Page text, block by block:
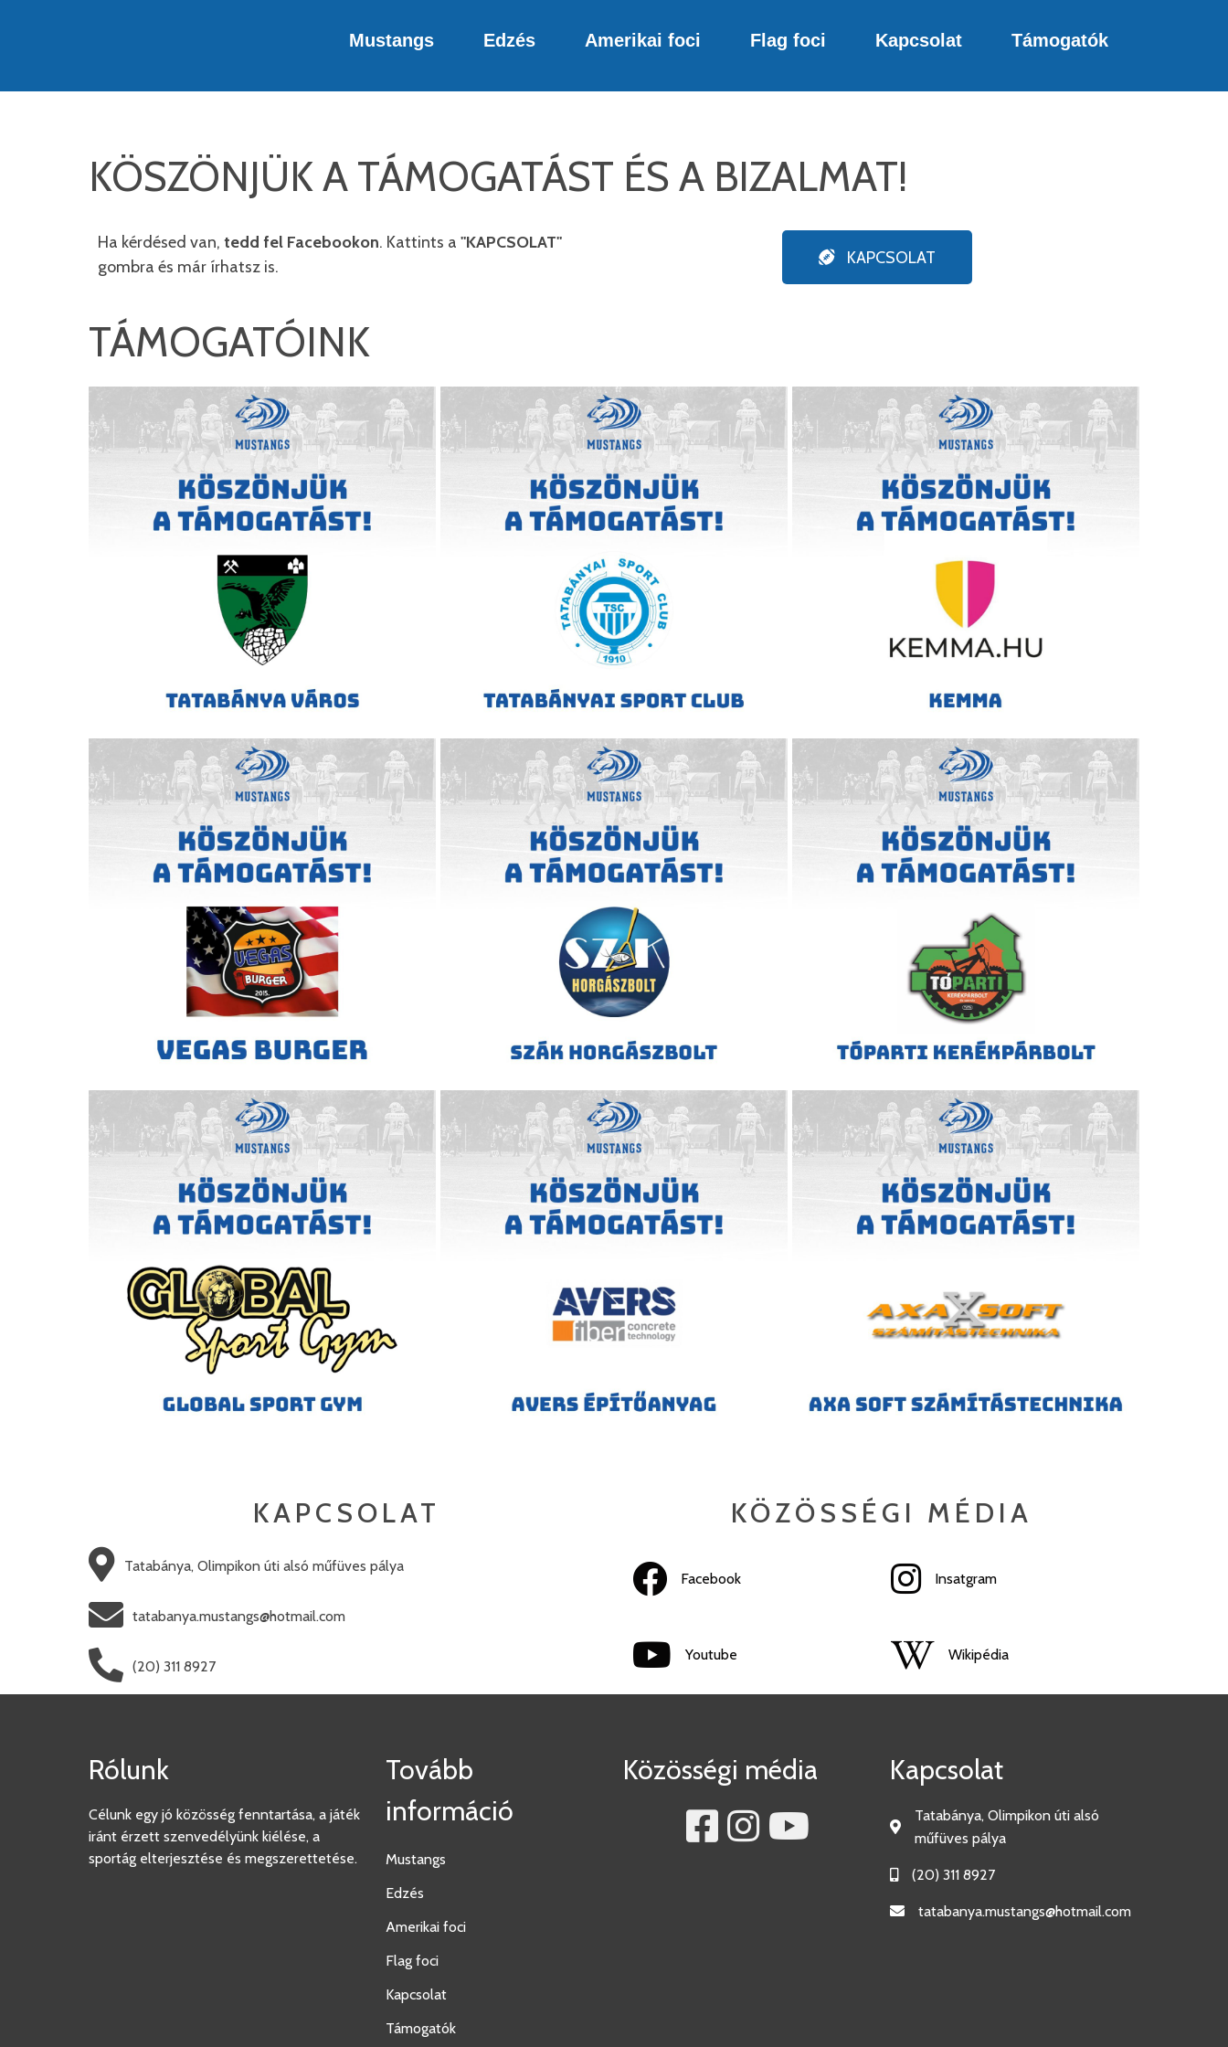
Mustangs Edzés Amerikai foci Flag foci Kapcsolat Támogatók
KÖSZÖNJÜK A TÁMOGATÁST ÉS A BIZALMAT!
Ha kérdésed van, tedd fel Facebookon. Kattints a "KAPCSOLAT"
gombra és már írhatsz is.
KAPCSOLAT
TÁMOGATÓINK
KAPCSOLAT
Tatabánya, Olimpikon úti alsó műfüves pálya
tatabanya.mustangs@hotmail.com
(20) 311 8927
KÖZÖSSÉGI MÉDIA
Facebook Insatgram
Youtube Wikipédia
Rólunk
Célunk egy jó közösség fenntartása, a játék
iránt érzett szenvedélyünk kiélése, a
sportág elterjesztése és megszerettetése.
Tovább
információ
Mustangs
Edzés
Amerikai foci
Flag foci
Kapcsolat
Támogatók
Közösségi média Kapcsolat
Tatabánya, Olimpikon úti alsó
műfüves pálya
(20) 311 8927
tatabanya.mustangs@hotmail.com